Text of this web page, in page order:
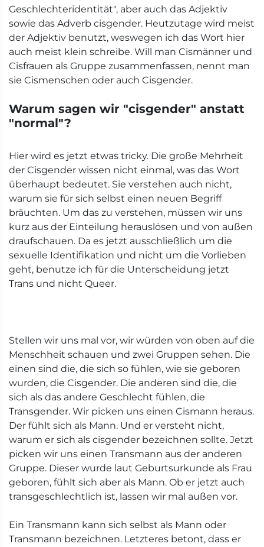
Geschlechteridentität", aber auch das Adjektiv
sowie das Adverb cisgender. Heutzutage wird meist
der Adjektiv benutzt, weswegen ich das Wort hier
auch meist klein schreibe. Will man Cismänner und
Cisfrauen als Gruppe zusammenfassen, nennt man
sie Cismenschen oder auch Cisgender.
Warum sagen wir "cisgender" anstatt
"normal"?
Hier wird es jetzt etwas tricky. Die große Mehrheit
der Cisgender wissen nicht einmal, was das Wort
überhaupt bedeutet. Sie verstehen auch nicht,
warum sie für sich selbst einen neuen Begriff
bräuchten. Um das zu verstehen, müssen wir uns
kurz aus der Einteilung herauslösen und von außen
draufschauen. Da es jetzt ausschließlich um die
sexuelle Identifikation und nicht um die Vorlieben
geht, benutze ich für die Unterscheidung jetzt
Trans und nicht Queer.
Stellen wir uns mal vor, wir würden von oben auf die
Menschheit schauen und zwei Gruppen sehen. Die
einen sind die, die sich so fühlen, wie sie geboren
wurden, die Cisgender. Die anderen sind die, die
sich als das andere Geschlecht fühlen, die
Transgender. Wir picken uns einen Cismann heraus.
Der fühlt sich als Mann. Und er versteht nicht,
warum er sich als cisgender bezeichnen sollte. Jetzt
picken wir uns einen Transmann aus der anderen
Gruppe. Dieser wurde laut Geburtsurkunde als Frau
geboren, fühlt sich aber als Mann. Ob er jetzt auch
transgeschlechtlich ist, lassen wir mal außen vor.
Ein Transmann kann sich selbst als Mann oder
Transmann bezeichnen. Letzteres betont, dass er